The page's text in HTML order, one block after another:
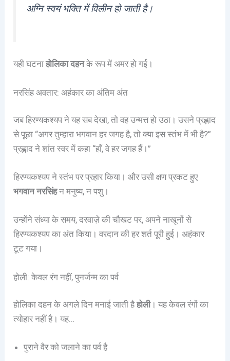
अग्नि स्वयं भक्ति में विलीन हो जाती है।
यही घटनाहोलिका दहनके रूप में अमर हो गई।
नरसिंह अवतार: अहंकार का अंतिम अंत
जब हिरण्यकश्यप ने यह सब देखा, तो वह उन्मत्त हो उठा। उसने प्रह्लाद
से पूछा “अगर तुम्हारा भगवान हर जगह है, तो क्या इस स्तंभ में भी है?”
प्रह्लाद ने शांत स्वर में कहा “हाँ, वे हर जगह हैं।”
हिरण्यकश्यप ने स्तंभ पर प्रहार किया। और उसी क्षण प्रकट हुए
भगवान नरसिंहन मनुष्य, न पशु।
उन्होंने संध्या के समय, दरवाज़े की चौखट पर, अपने नाखूनों से
हिरण्यकश्यप का अंत किया। वरदान की हर शर्त पूरी हुई। अहंकार
टूट गया।
होली: केवल रंग नहीं, पुनर्जन्म का पर्व
होलिका दहन के अगले दिन मनाई जाती हैहोली। यह केवल रंगों का
त्योहार नहीं है। यह…
पुराने वैर को जलाने का पर्व है